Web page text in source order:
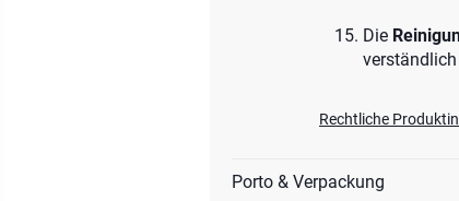
Die
Rechtliche
Porto & Verpackung